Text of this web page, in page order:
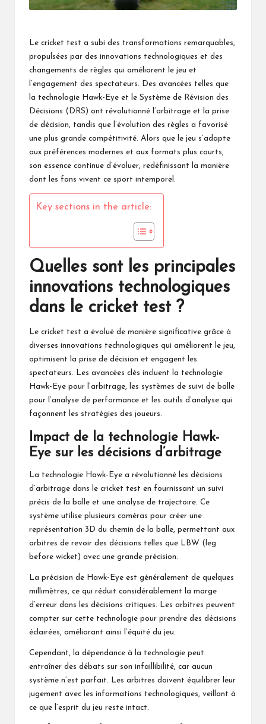
Le cricket test a subi des transformations remarquables,
propulsées par des innovations technologiques et des
changements de règles qui améliorent le jeu et
l’engagement des spectateurs. Des avancées telles que
la technologie Hawk-Eye et le Système de Révision des
Décisions (DRS) ont révolutionné l’arbitrage et la prise
de décision, tandis que l’évolution des règles a favorisé
une plus grande compétitivité. Alors que le jeu s’adapte
aux préférences modernes et aux formats plus courts,
son essence continue d’évoluer, redéfinissant la manière
dont les fans vivent ce sport intemporel.
Key sections in the article:
Quelles sont les principales
innovations technologiques
dans le cricket test ?
Le cricket test a évolué de manière significative grâce à
diverses innovations technologiques qui améliorent le jeu,
optimisent la prise de décision et engagent les
spectateurs. Les avancées clés incluent la technologie
Hawk-Eye pour l’arbitrage, les systèmes de suivi de balle
pour l’analyse de performance et les outils d’analyse qui
façonnent les stratégies des joueurs.
Impact de la technologie Hawk-
Eye sur les décisions d’arbitrage
La technologie Hawk-Eye a révolutionné les décisions
d’arbitrage dans le cricket test en fournissant un suivi
précis de la balle et une analyse de trajectoire. Ce
système utilise plusieurs caméras pour créer une
représentation 3D du chemin de la balle, permettant aux
arbitres de revoir des décisions telles que LBW (leg
before wicket) avec une grande précision.
La précision de Hawk-Eye est généralement de quelques
millimètres, ce qui réduit considérablement la marge
d’erreur dans les décisions critiques. Les arbitres peuvent
compter sur cette technologie pour prendre des décisions
éclairées, améliorant ainsi l’équité du jeu.
Cependant, la dépendance à la technologie peut
entraîner des débats sur son infaillibilité, car aucun
système n’est parfait. Les arbitres doivent équilibrer leur
jugement avec les informations technologiques, veillant à
ce que l’esprit du jeu reste intact.